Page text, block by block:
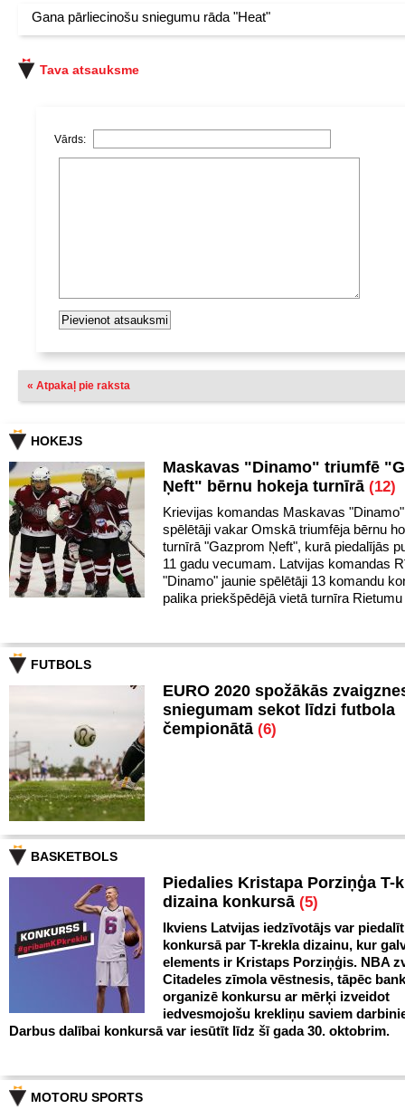
Gana pārliecinošu sniegumu rāda "Heat"
Tava atsauksme
Vārds:
« Atpakaļ pie raksta
HOKEJS
Maskavas "Dinamo" triumfē
Ņeft" bērnu hokeja turnīrā (12)
Krievijas komandas Maskavas
spēlētāji vakar Omskā triumfēja bērnu
turnīrā "Gazprom Ņeft", kurā piedalījās
11 gadu vecumam. Latvijas komandas
"Dinamo" jaunie spēlētāji 13 komandu
palika priekšpēdējā vietā turnīra
FUTBOLS
EURO 2020 spožākās
sniegumam sekot līdzi futbola
čempionātā (6)
BASKETBOLS
Piedalies Kristapa Porziņģa T-
dizaina konkursā (5)
Ikviens Latvijas iedzīvotājs var
konkursā par T-krekla dizainu, kur
elements ir Kristaps Porziņģis. NBA
Citadeles zīmola vēstnesis, tāpēc
organizē konkursu ar mērķi izveidot
iedvesmojošu krekliņu saviem
Darbus dalībai konkursā var iesūtīt līdz šī gada 30. oktobrim.
MOTORU SPORTS